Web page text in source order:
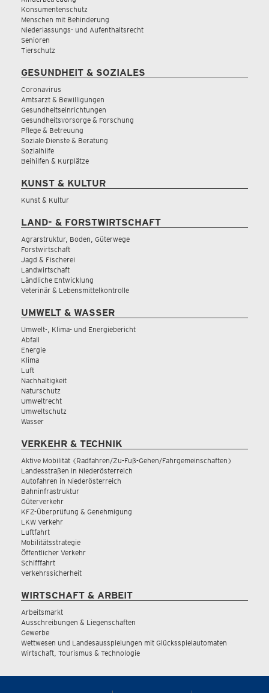
Konsumentenschutz
Menschen mit Behinderung
Niederlassungs- und Aufenthaltsrecht
Senioren
Tierschutz
GESUNDHEIT & SOZIALES
Coronavirus
Amtsarzt & Bewilligungen
Gesundheitseinrichtungen
Gesundheitsvorsorge & Forschung
Pflege & Betreuung
Soziale Dienste & Beratung
Sozialhilfe
Beihilfen & Kurplätze
KUNST & KULTUR
Kunst & Kultur
LAND- & FORSTWIRTSCHAFT
Agrarstruktur, Boden, Güterwege
Forstwirtschaft
Jagd & Fischerei
Landwirtschaft
Ländliche Entwicklung
Veterinär & Lebensmittelkontrolle
UMWELT & WASSER
Umwelt-, Klima- und Energiebericht
Abfall
Energie
Klima
Luft
Nachhaltigkeit
Naturschutz
Umweltrecht
Umweltschutz
Wasser
VERKEHR & TECHNIK
Aktive Mobilität (Radfahren/Zu-Fuß-Gehen/Fahrgemeinschaften)
Landesstraßen in Niederösterreich
Autofahren in Niederösterreich
Bahninfrastruktur
Güterverkehr
KFZ-Überprüfung & Genehmigung
LKW Verkehr
Luftfahrt
Mobilitätsstrategie
Öffentlicher Verkehr
Schifffahrt
Verkehrssicherheit
WIRTSCHAFT & ARBEIT
Arbeitsmarkt
Ausschreibungen & Liegenschaften
Gewerbe
Wettwesen und Landesausspielungen mit Glücksspielautomaten
Wirtschaft, Tourismus & Technologie